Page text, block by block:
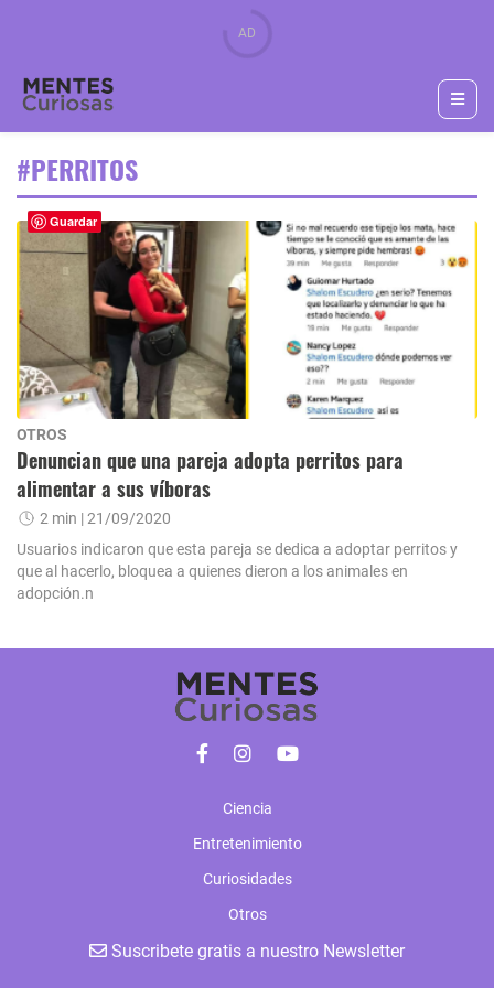
#PERRITOS
OTROS
Denuncian que una pareja adopta perritos para
alimentar a sus víboras
2 min | 21/09/2020
Usuarios indicaron que esta pareja se dedica a adoptar perritos y
que al hacerlo, bloquea a quienes dieron a los animales en
adopción.n
Ciencia
Entretenimiento
Curiosidades
Otros
Suscribete gratis a nuestro Newsletter
Guardar